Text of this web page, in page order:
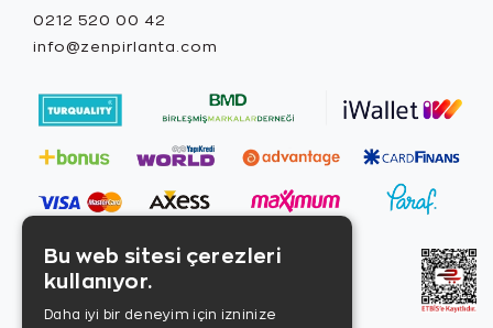
0212 520 00 42
info@zenpirlanta.com
Bu web sitesi çerezleri
kullanıyor.
Daha iyi bir deneyim için izninize